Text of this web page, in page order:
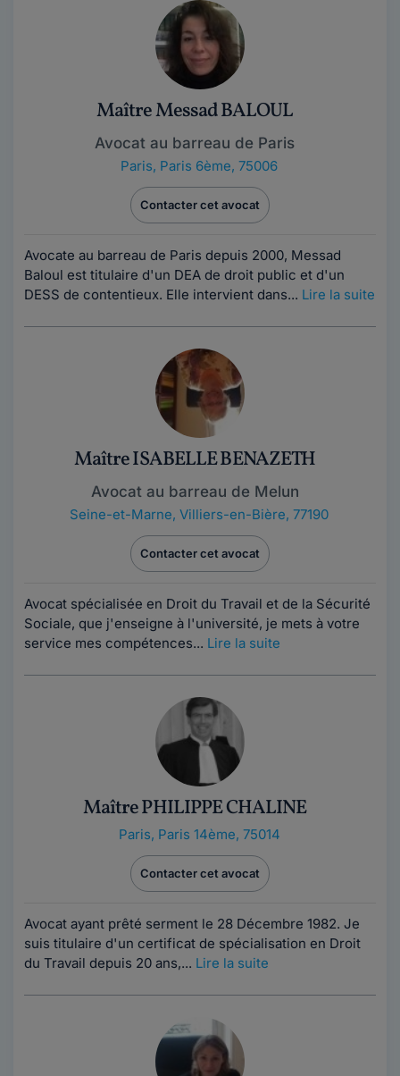
Maître Messad BALOUL
Avocat au barreau de Paris
Paris, Paris 6ème, 75006
Contacter cet avocat
Avocate au barreau de Paris depuis 2000, Messad
Baloul est titulaire d'un DEA de droit public et d'un
DESS de contentieux. Elle intervient dans... Lire la suite
Maître ISABELLE BENAZETH
Avocat au barreau de Melun
Seine-et-Marne, Villiers-en-Bière, 77190
Contacter cet avocat
Avocat spécialisée en Droit du Travail et de la Sécurité
Sociale, que j'enseigne à l'université, je mets à votre
service mes compétences... Lire la suite
Maître PHILIPPE CHALINE
Paris, Paris 14ème, 75014
Contacter cet avocat
Avocat ayant prêté serment le 28 Décembre 1982. Je
suis titulaire d'un certificat de spécialisation en Droit
du Travail depuis 20 ans,... Lire la suite